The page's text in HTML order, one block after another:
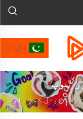
UR
ہوپ
بسکٹ بال کھڑا اور ہوپ